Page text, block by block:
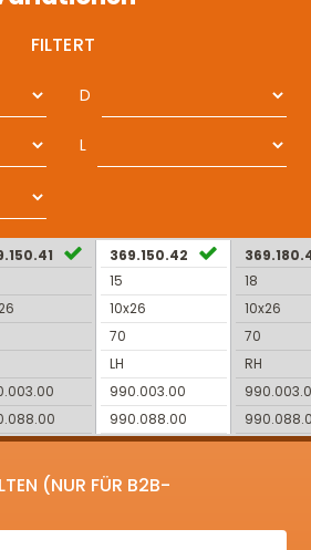
FILTERT
D
L
369.150.42
15
10x26
70
LH
990.003.00
990.088.00
18
10x26
70
RH
(NUR FÜR B2B-